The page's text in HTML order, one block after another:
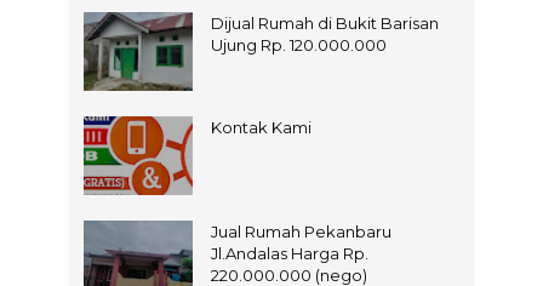
Dijual Rumah di Bukit Barisan
Ujung Rp. 120.000.000
Kontak Kami
Jual Rumah Pekanbaru
Jl.Andalas Harga Rp.
220.000.000 (nego)